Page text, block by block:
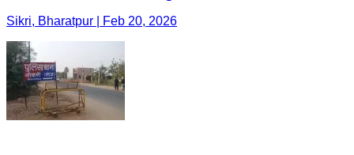
Sikri, Bharatpur | Feb 20, 2026